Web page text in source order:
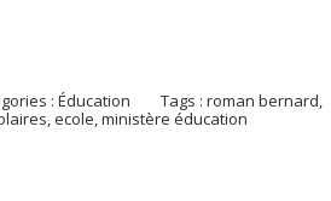
:Éducation Tags :roman bernard,
,ecole,ministère éducation